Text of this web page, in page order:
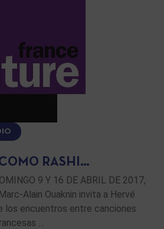
RASHI…
9 Y 16 DE ABRIL DE 2017,
Alain Ouaknin invita a Hervé
los encuentros entre canciones
…